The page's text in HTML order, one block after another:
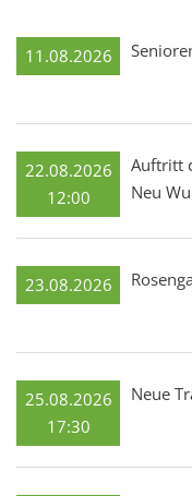
11.08.2026
22.08.2026
12:00
Auftritt
Neu
23.08.2026
25.08.2026
17:30
Neue